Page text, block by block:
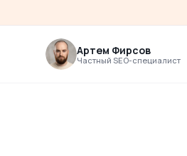
Артем Фирсов
Частный SEO-специалист